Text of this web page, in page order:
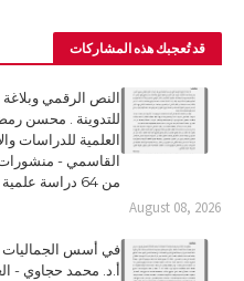
قد تُعجبك هذه المشاركات
النص الرقمي
العلمية للدراسات
القاسمي - منشورات
من 64 دراسة علمية
August 08, 2026
في أسس الجماليات